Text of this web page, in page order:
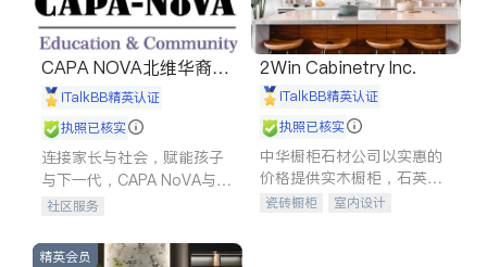
CAPA NOVA北维华裔家
长会iTalkBB精英认证
执照已核实
连接家长与社会，赋能孩子
与下一代，CAPA NoVA与您
携手建设包容、公平、充满
社区服务
2Win Cabinetry Inc.
iTalkBB精英认证
执照已核实
中华橱柜石材公司以实惠的
价格提供实木橱柜，石英石
台面，多种优质不锈钢水
瓷砖橱柜
室内设计
精英会员